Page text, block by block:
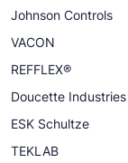
Johnson Controls
VACON
REFFLEX®
Doucette Industries
ESK Schultze
TEKLAB